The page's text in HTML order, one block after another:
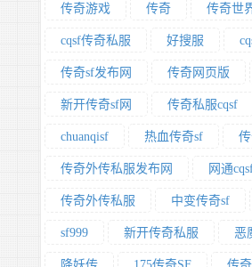
传奇游戏 传奇 传奇世
cqsf传奇私服 好搜服
传奇sf发布网 传奇网页版
新开传奇sf网 传奇私服cqsf
chuanqisf 热血传奇sf
传奇外传私服发布网 网通
传奇外传私服 中变传奇sf
sf999 新开传奇私服 恶